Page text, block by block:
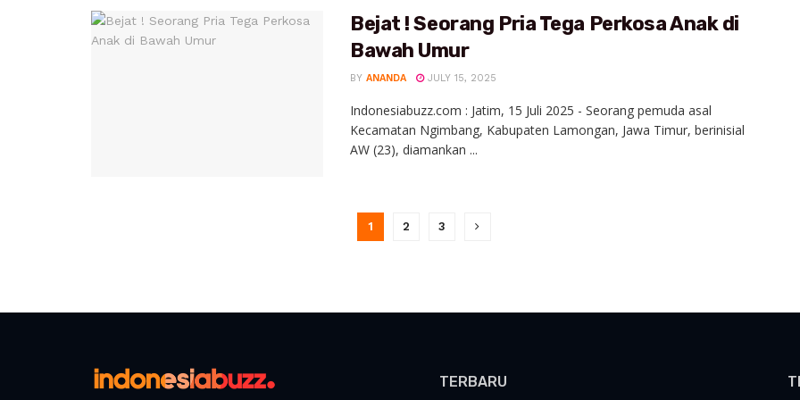
Bejat ! Seorang Pria Tega Perkosa Anak di
Bawah Umur
BY ANANDA JULY 15, 2025
Indonesiabuzz.com : Jatim, 15 Juli 2025 - Seorang pemuda asal
Kecamatan Ngimbang, Kabupaten Lamongan, Jawa Timur, berinisial
AW (23), diamankan ...
1 2 3
TERBARU